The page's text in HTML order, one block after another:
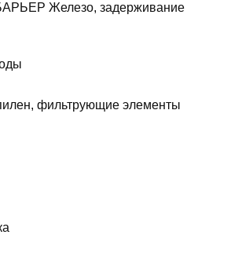
Железо, задерживание
фильтрующие элементы